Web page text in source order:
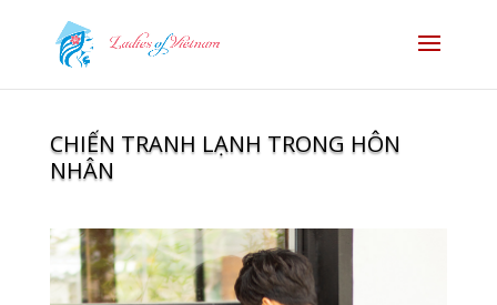
CHIẾN TRANH LẠNH TRONG HÔN
NHÂN